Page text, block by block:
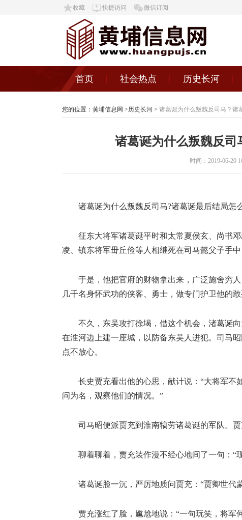
收藏 快捷访问 微信订阅
首页 社会热点 历史长河
您的位置： 黄埔信息网 >历史长河 > 诸葛诞为什么叛魏反司马？诸
诸葛诞为什么叛魏反司
时间：2019-06-20
诸葛诞为什么叛魏反司马?诸葛诞最后结局怎
征东大将军诸葛诞平时和太常夏侯玄、尚书
凌、镇东将军毌丘俭等人相继死在司马懿父子手中
于是，他把官府的财物拿出来，广泛施舍穷
几千名身怀武功的侠客、勇士，做专门护卫他的敢
不久，东吴攻打徐堨，借这个机会，渚葛诞
在淮河边上建一座城，以防备东吴人进犯。司马
点不放心。
长史贾充看出他的心思，献计说：“大将军
问为名，观察他们的情况。”
司马昭便派贾充到淮南犒劳诸葛诞的军队。
聊着聊着，贾充装作漫不经心地间了一句：“
诸葛诞脸一沉，严厉地质问贾充：“贾卿世代
贾充涨红了脸，尴尬地说：“一句玩笑，将军